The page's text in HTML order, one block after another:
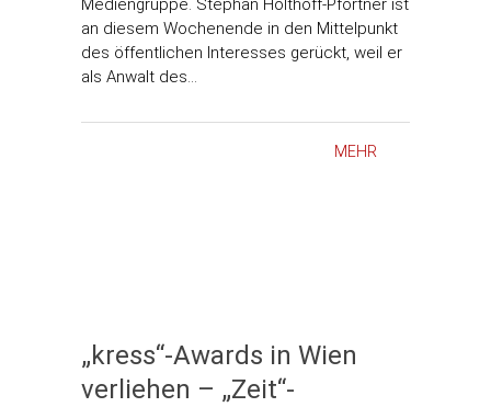
Mediengruppe. Stephan Holthoff-Pförtner ist
an diesem Wochenende in den Mittelpunkt
des öffentlichen Interesses gerückt, weil er
als Anwalt des…
MEHR
„kress“-Awards in Wien
verliehen – „Zeit“-